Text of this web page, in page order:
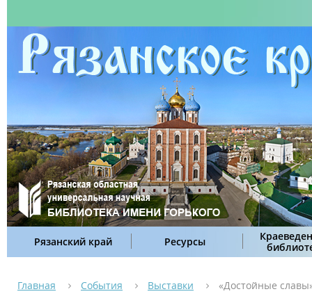
Рязанский край Ресурсы
Главная События Выставки «Достойные